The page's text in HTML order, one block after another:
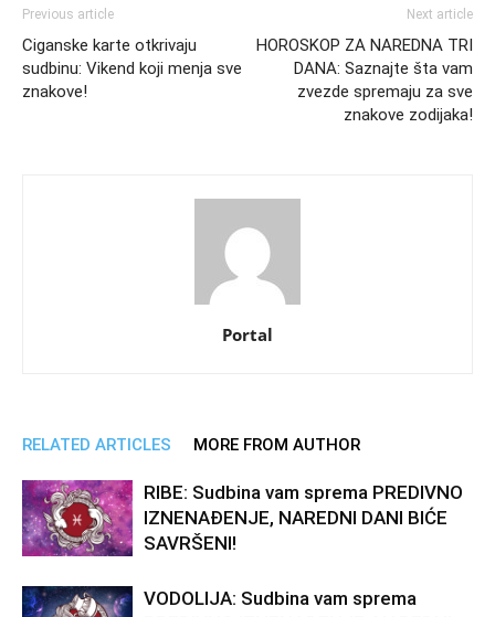
Previous article
Ciganske karte otkrivaju
sudbinu: Vikend koji menja sve
znakove!
Next article
HOROSKOP ZA NAREDNA TRI
DANA: Saznajte šta vam
zvezde spremaju za sve
znakove zodijaka!
Portal
RELATED ARTICLES MORE FROM AUTHOR
RIBE: Sudbina vam sprema PREDIVNO
IZNENAĐENJE, NAREDNI DANI BIĆE
SAVRŠENI!
VODOLIJA: Sudbina vam sprema